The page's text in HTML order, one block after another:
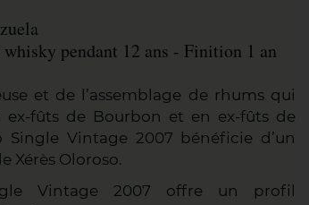
pendant 12 ans - Finition 1 an
et de l’assemblage de rhums qui
fûts de Bourbon et en ex-fûts de
Vintage 2007 bénéficie d’un
Xérès Oloroso.
Vintage 2007 offre un profil